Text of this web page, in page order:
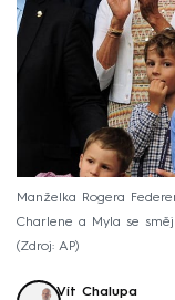
Manželka Rogera
Charlene a Myla se
Zdroj: AP
Vít Chalupa